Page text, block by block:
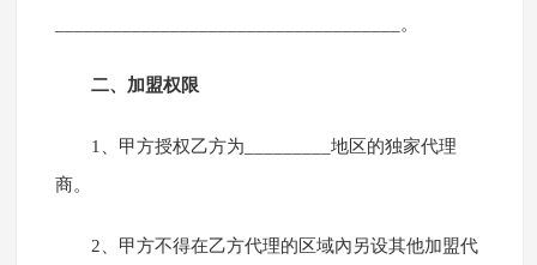
____________________________________。
二、加盟权限
1、甲方授权乙方为_________地区的独家代理
商。
2、甲方不得在乙方代理的区域內另设其他加盟代